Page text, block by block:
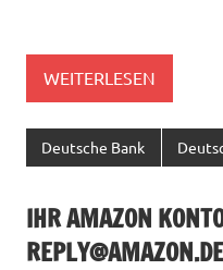
WEITERLESEN
Deutsche Bank
IHR AMAZON
REPLY@AMAZON.DE